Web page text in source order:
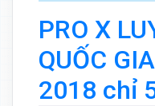
PRO X
QUỐC
2018 chỉ